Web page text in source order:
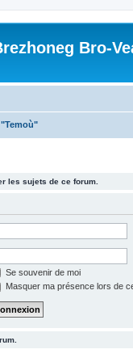
Bro-
les sujets de ce forum.
Se souvenir de moi
Masquer ma présence lors de